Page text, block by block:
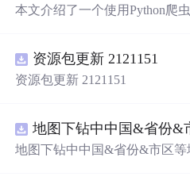
本文介绍了一个使用Python爬
资源包更新 2121151
资源包更新 2121151
地图下钻中中国&省份&
地图下钻中中国&省份&市区等